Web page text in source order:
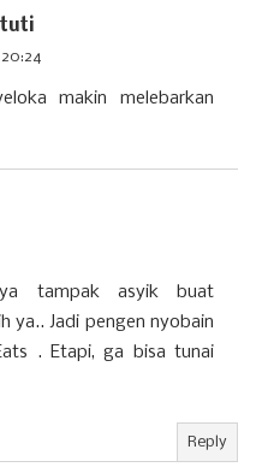
makin melebarkan
tampak asyik buat
ya.. Jadi pengen nyobain
. Etapi, ga bisa tunai
Reply